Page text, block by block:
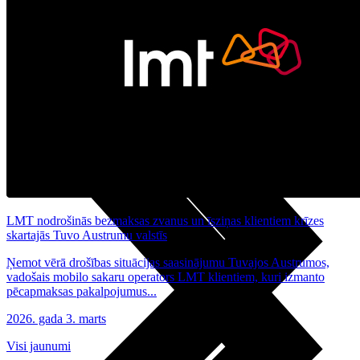
Maksas un tarifi ārzemēs
LMT Kartes iespējas
Kā kļūt par LMT klientu
LMT nodrošinās bezmaksas zvanus un īsziņas klientiem krīzes
skartajās Tuvo Austrumu valstīs
Ņemot vērā drošības situācijas saasinājumu Tuvajos Austrumos,
vadošais mobilo sakaru operators LMT klientiem, kuri izmanto
pēcapmaksas pakalpojumus...
2026. gada 3. marts
Visi jaunumi